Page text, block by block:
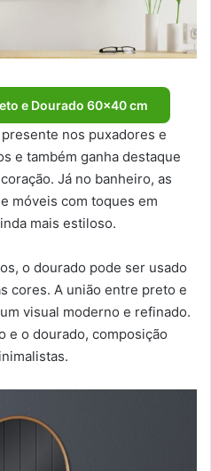
e Dourado 60×40 cm
nos puxadores e
e também ganha destaque
Já no banheiro, as
móveis com toques em
mais estiloso.
o dourado pode ser usado
cores. A união entre preto e
visual moderno e refinado.
e o dourado, composição